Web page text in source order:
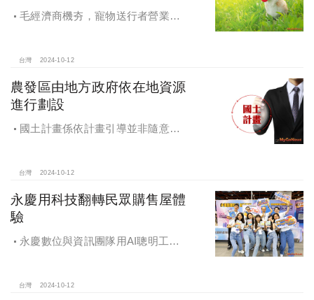
毛經濟商機夯，寵物送行者營業額
台灣 2024-10-12
農發區由地方政府依在地資源
進行劃設
國土計畫係依計畫引導並非隨意亂
台灣 2024-10-12
永慶用科技翻轉民眾購售屋體
驗
永慶數位與資訊團隊用AI聰明工
灣房產科技發展
台灣 2024-10-12